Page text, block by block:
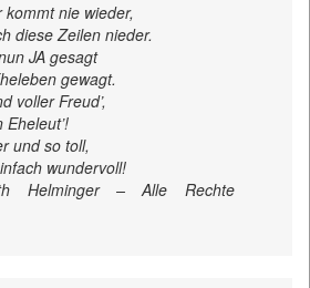
nie wieder,
diese Zeilen nieder.
JA gesagt
gewagt.
voller Freud’,
und so toll,
wundervoll!
Helminger – Alle Rechte